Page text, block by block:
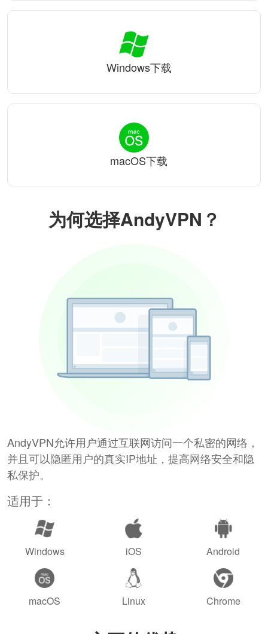
为何选择AndyVPN？
AndyVPN允许用户通过互联网访问一个私密的网络，
并且可以隐匿用户的真实IP地址，提高网络安全和隐
私保护。
适用于：
Windows iOS Android
macOS Linux Chrome
Windows下载
macOS下载